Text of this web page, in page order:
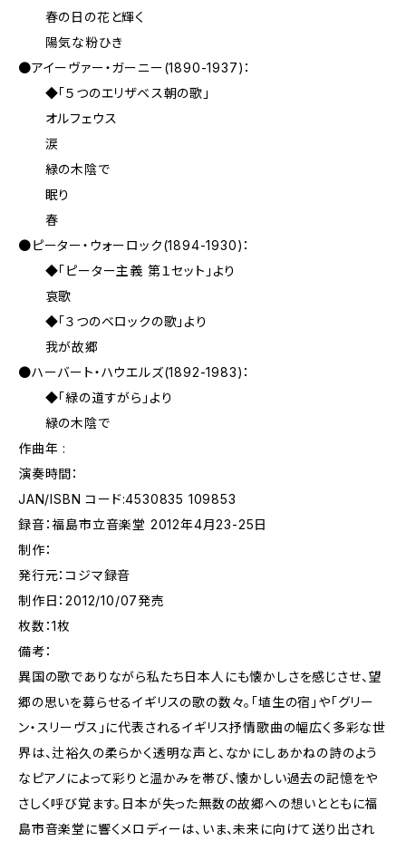
春の日の花と輝く
陽気な粉ひき
●アイーヴァー・ガーニー(1890-1937)：
◆「５つのエリザベス朝の歌」
オルフェウス
涙
緑の木陰で
眠り
春
●ピーター・ウォーロック(1894-1930)：
◆「ピーター主義 第１セット」より
哀歌
◆「３つのベロックの歌」より
我が故郷
●ハーバート・ハウエルズ(1892-1983)：
◆「緑の道すがら」より
緑の木陰で
作曲年 :
演奏時間：
JAN/ISBN コード:4530835 109853
録音：福島市立音楽堂 2012年4月23-25日
制作：
発行元：コジマ録音
制作日：2012/10/07発売
枚数：1枚
備考：
異国の歌でありながら私たち日本人にも懐かしさを感じさせ、望
郷の思いを募らせるイギリスの歌の数々。「埴生の宿」や「グリー
ン・スリーヴス」に代表されるイギリス抒情歌曲の幅広く多彩な世
界は、辻裕久の柔らかく透明な声と、なかにしあかねの詩のよう
なピアノによって彩りと温かみを帯び、懐かしい過去の記憶をや
さしく呼び覚ます。日本が失った無数の故郷への想いとともに福
島市音楽堂に響くメロディーは、いま、未来に向けて送り出され